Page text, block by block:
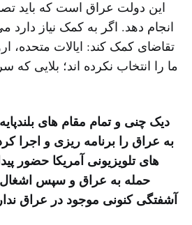
این دولت عراق است که باید
انجام دهد. اگر به کمک نیاز دارد
تقاضای کمک کند: ایالات متحده،
ما را انتخاب نکرده اند؛ بلایی که
دیک چنی و تمام مقام های
به عراق را برنامه ریزی و اجرا
های تلویزیونی آمریکا حضور
حمله به عراق و سپس
آشفتگی کنونی موجود در عراق